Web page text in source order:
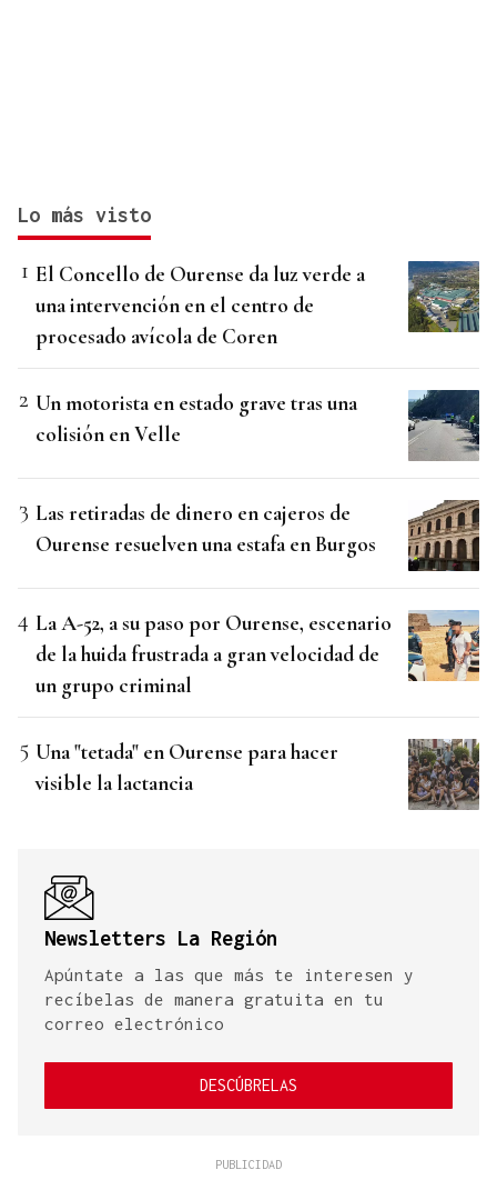
Lo más visto
El Concello de Ourense da luz verde a
una intervención en el centro de
procesado avícola de Coren
Un motorista en estado grave tras una
colisión en Velle
Las retiradas de dinero en cajeros de
Ourense resuelven una estafa en Burgos
La A-52, a su paso por Ourense, escenario
de la huida frustrada a gran velocidad de
un grupo criminal
Una "tetada" en Ourense para hacer
visible la lactancia
Newsletters La Región
Apúntate a las que más te interesen y
recíbelas de manera gratuita en tu
correo electrónico
DESCÚBRELAS